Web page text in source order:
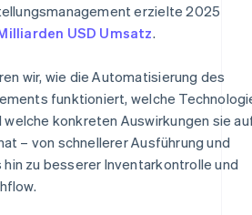
erzielte 2025
USD Umsatz.
wir, wie die Automatisierung des
funktioniert, welche
konkreten Auswirkungen sie
– von schnellerer Ausführung und
hin zu besserer Inventarkontrolle und